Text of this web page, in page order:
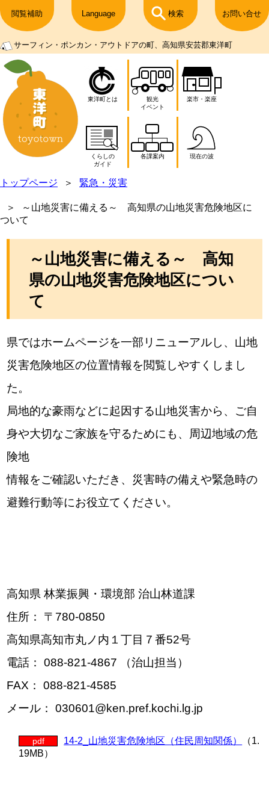
閲覧補助 Language 検索 お問い合せ
サーフィン・ポンカン・アウトドアの町、高知県安芸郡東洋町
東洋町とは
観光
イベント
楽市・楽座
くらしの
ガイド
各課案内 現在の波
トップページ 緊急・災害
～山地災害に備える～ 高知県の山地災害危険地区に
ついて
～山地災害に備える～ 高知
県の山地災害危険地区につい
て
県ではホームページを一部リニューアルし、山地
災害危険地区の位置情報を閲覧しやすくしまし
た。
局地的な豪雨などに起因する山地災害から、ご自
身や大切なご家族を守るためにも、周辺地域の危
険地
情報をご確認いただき、災害時の備えや緊急時の
避難行動等にお役立てください。
高知県 林業振興・環境部 治山林道課
住所： 〒780-0850
高知県高知市丸ノ内１丁目７番52号
電話： 088-821-4867 （治山担当）
FAX： 088-821-4585
メール： 030601@ken.pref.kochi.lg.jp
pdf 14-2_山地災害危険地区（住民周知関係）
（1.
19MB）